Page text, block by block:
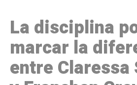
La disciplina
marcar la
entre Claressa